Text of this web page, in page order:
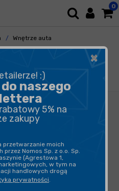
0
Wnętrze auta
Wewnętrzne
215ml - zabezpiecza
oraz gumowe
×
:)
naszego
5% na
zakupy
przetwarzanie moich
Nomos Sp. z o.o. Sp.
(Agrestowa 1,
w tym na
handlowych drogą
prywatności.